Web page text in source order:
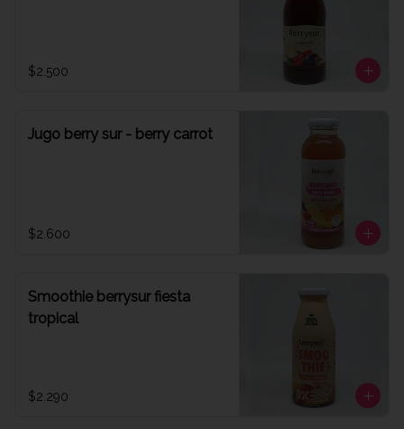
$2.500
Jugo berry sur - berry carrot
$2.600
Smoothie berrysur fiesta
tropical
$2.290